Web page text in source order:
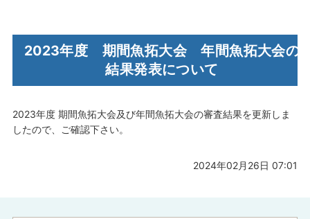
2023年度 期間魚拓大会 年間魚拓大会の
結果発表について
2023年度 期間魚拓大会及び年間魚拓大会の審査結果を更新しま
したので、ご確認下さい。
2024年02月26日 07:01